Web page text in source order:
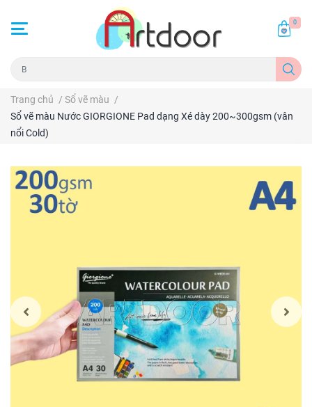
0
Trang chủ / Sổ vẽ màu /
Sổ vẽ màu Nước GIORGIONE Pad dạng Xé dày 200~300gsm (vân
nổi Cold)